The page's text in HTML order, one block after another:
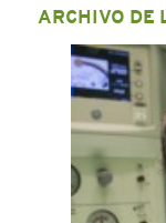
ARCHIVO DE